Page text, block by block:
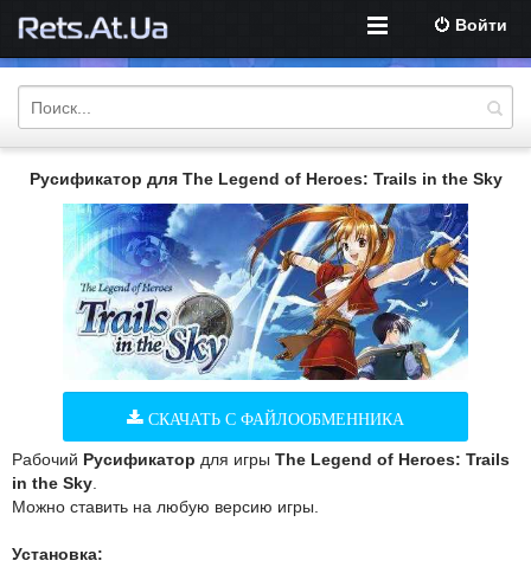
Войти
Русификатор для The Legend of Heroes: Trails in the Sky
СКАЧАТЬ С ФАЙЛООБМЕННИКА
Рабочий Русификатор для игры The Legend of Heroes: Trails
in the Sky.
Можно ставить на любую версию игры.
Установка: